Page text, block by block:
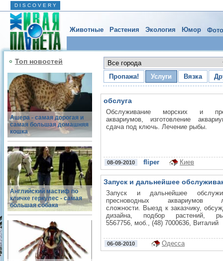
D I S C O V E R Y
Животные Растения Экология Юмор
Топ новостей
Ашера - самая дорогая и
самая большая домашняя
кошка
Английский мастиф по
кличке геркулес - самая
большая собака
Пропажа! Услуги Вязка
обслуга
Обслуживание морских и
аквариумов, изготовление
сдача под ключь. Лечение рыбы.
08-09-2010 fliper Киев
Запуск и дальнейшее
пресноводных аква
Запуск и дальнейшее
пресноводных аквариумов
сложности. Выезд к заказчику,
дизайна, подбор растений,
5567756, моб., (48) 7000636, Виталий
06-08-2010 Одесса